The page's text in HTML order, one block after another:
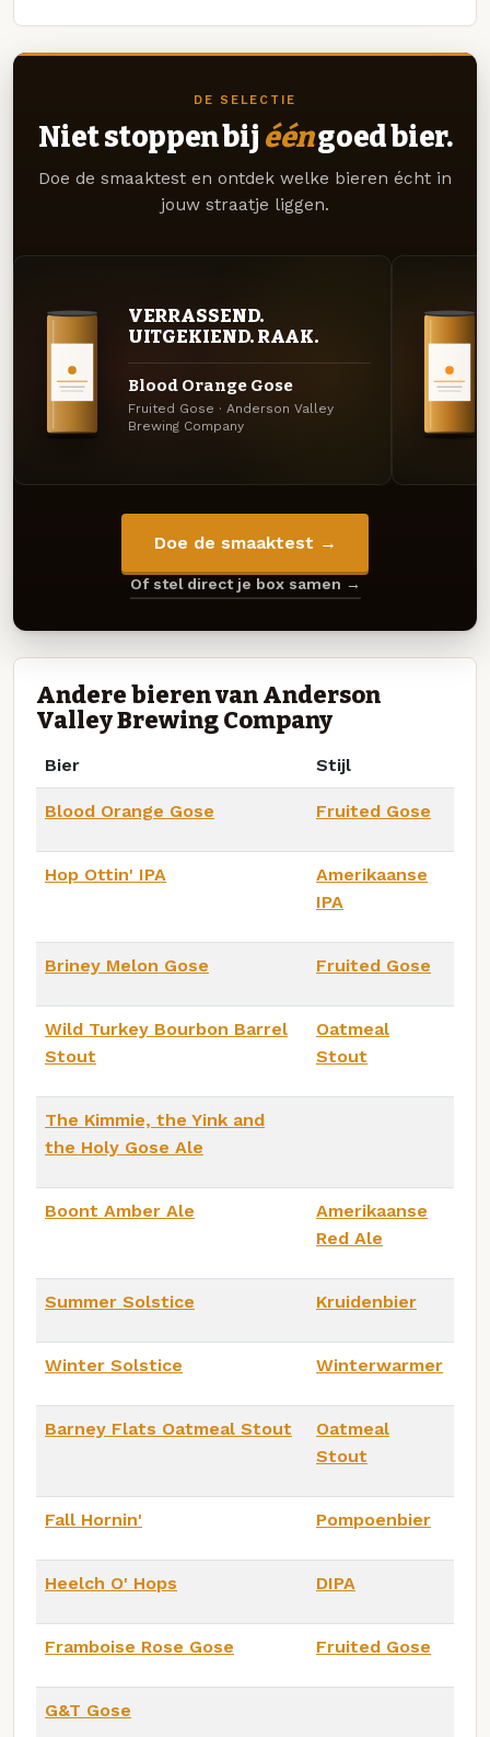
DE SELECTIE
Niet stoppen bij ééngoed bier.
Doe de smaaktest en ontdek welke bieren écht in
jouw straatje liggen.
VERRASSEND.
UITGEKIEND. RAAK.
Blood Orange Gose
Fruited Gose · Anderson Valley
Brewing Company
Doe de smaaktest →
Of stel direct je box samen →
Andere bieren van Anderson
Valley Brewing Company
Bier Stijl
Blood Orange Gose Fruited Gose
Hop Ottin' IPA
Amerikaanse
IPA
Briney Melon Gose Fruited Gose
Wild Turkey Bourbon Barrel
Stout
Oatmeal
Stout
The Kimmie, the Yink and
the Holy Gose Ale
Boont Amber Ale
Amerikaanse
Red Ale
Summer Solstice Kruidenbier
Winter Solstice Winterwarmer
Barney Flats Oatmeal Stout
Oatmeal
Stout
Fall Hornin' Pompoenbier
Heelch O' Hops DIPA
Framboise Rose Gose Fruited Gose
G&T Gose